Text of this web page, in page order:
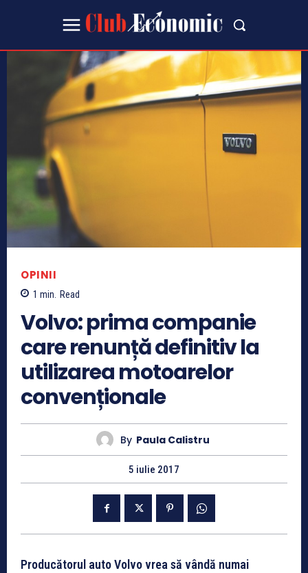
OPINII
1 min. Read
Volvo: prima companie
care renunță definitiv la
utilizarea motoarelor
convenționale
By Paula Calistru
5 iulie 2017
Producătorul auto Volvo vrea să vândă numai